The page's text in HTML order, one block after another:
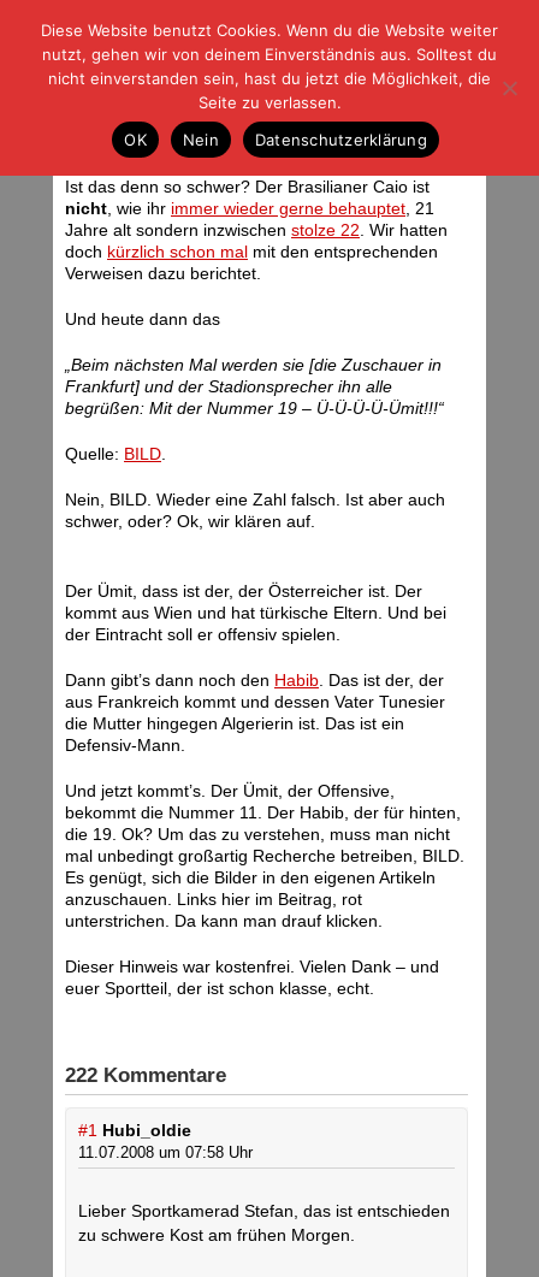
| | |BLOG-GFußball und der Rest
HOME|REGELN|IMPRESSUM |DATENSCHUTZ
Och menno, BILD!
Freitag, 11.07.08 | 07:13 Uhr
Ist das denn so schwer? Der Brasilianer Caio ist
nicht , wie ihr immer wieder gerne behauptet , 21
Jahre alt sondern inzwischen stolze 22 . Wir hatten
doch kürzlich schon mal mit den entsprechenden
Verweisen dazu berichtet.
Und heute dann das
„Beim nächsten Mal werden sie [die Zuschauer in
Frankfurt] und der Stadionsprecher ihn alle
begrüßen: Mit der Nummer 19 – Ü-Ü-Ü-Ü-Ümit!!!“
Quelle: BILD
Nein, BILD. Wieder eine Zahl falsch. Ist aber auch
schwer, oder? Ok, wir klären auf.
Der Ümit, dass ist der, der Österreicher ist. Der
kommt aus Wien und hat türkische Eltern. Und bei
der Eintracht soll er offensiv spielen.
Dann gibt’s dann noch den Habib . Das ist der, der
aus Frankreich kommt und dessen Vater Tunesier
die Mutter hingegen Algerierin ist. Das ist ein
Defensiv-Mann.
Und jetzt kommt’s. Der Ümit, der Offensive,
bekommt die Nummer 11. Der Habib, der für hinten,
die 19. Ok? Um das zu verstehen, muss man nicht
mal unbedingt großartig Recherche betreiben, BILD.
Es genügt, sich die Bilder in den eigenen Artikeln
anzuschauen. Links hier im Beitrag, rot
unterstrichen. Da kann man drauf klicken.
Dieser Hinweis war kostenfrei. Vielen Dank – und
euer Sportteil, der ist schon klasse, echt.
222 Kommentare
#1 Hubi_oldie
11.07.2008 um 07:58 Uhr
Lieber Sportkamerad Stefan, das ist entschieden
zu schwere Kost am frühen Morgen.
Diese Website benutzt Cookies. Wenn du die Website weiter
nutzt, gehen wir von deinem Einverständnis aus. Solltest du
nicht einverstanden sein, hast du jetzt die Möglichkeit, die
Seite zu verlassen.
OK
Nein Datenschutzerklärung